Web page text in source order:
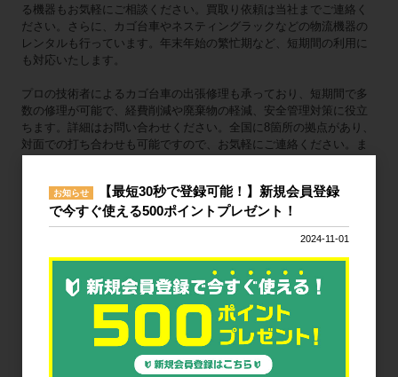
る機器もお気軽にご相談ください。買取り依頼は当社までご連絡く
ださい。さらに、カゴ台車やネスティングラックなどの物流機器の
レンタルも行っています。年末年始の繁忙期など、短期間の利用に
も対応いたします。
プロの技術者によるカゴ台車の出張修理も承っており、短期間で多
数の修理が可能で、経費削減や廃棄物の軽減、安全管理対策に役立
ちます。詳細はお問い合わせください。全国に8箇所の拠点があり、
対面での打ち合わせも可能ですので、お気軽にご連絡ください。ま
内していますので、ぜひご覧ください。
会社概要
物流倉庫プランナーズ open_in_new
お知らせ
【最短30秒で登録可能！】新規会員登録
で今すぐ使える500ポイントプレゼント！
2024-11-01